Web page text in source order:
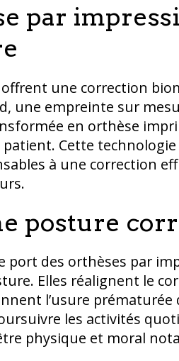
par
une correction
une empreinte sur
en orthèse
Cette
à une correction
posture
port des orthèses par
Elles réalignent le
l’usure
les activités
physique et moral